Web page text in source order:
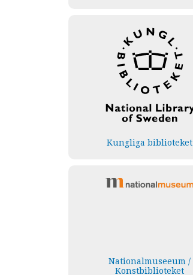
Kungliga biblioteket
Nationalmuseeum /
Konstbiblioteket